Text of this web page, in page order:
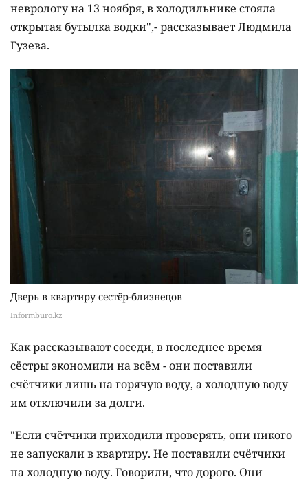
неврологу на 13 ноября, в холодильнике стояла
открытая бутылка водки",- рассказывает Людмила
Гузева.
Informburo.kz
Дверь в квартиру сестёр-близнецов
Как рассказывают соседи, в последнее время
сёстры экономили на всём - они поставили
счётчики лишь на горячую воду, а холодную воду
им отключили за долги.
"Если счётчики приходили проверять, они никого
не запускали в квартиру. Не поставили счётчики
на холодную воду. Говорили, что дорого. Они